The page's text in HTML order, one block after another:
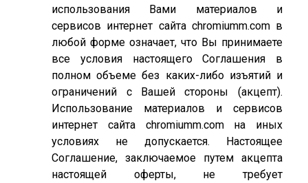
использования Вами материалов и
сервисов интернет сайта chromiumm.com в
любой форме означает, что Вы принимаете
все условия настоящего Соглашения в
полном объеме без каких-либо изъятий и
ограничений с Вашей стороны (акцепт).
Использование материалов и сервисов
интернет сайта chromiumm.com на иных
условиях не допускается. Настоящее
Соглашение, заключаемое путем акцепта
настоящей оферты, не требует